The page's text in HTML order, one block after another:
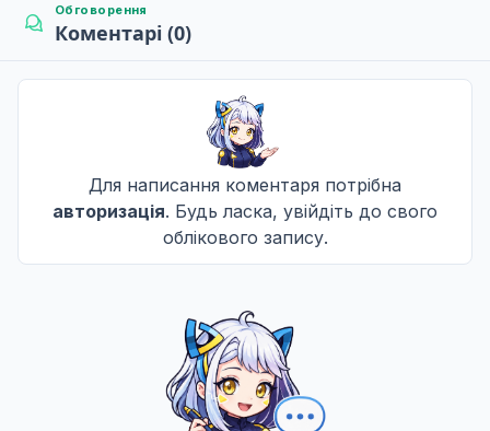
Тамагамі
29 лист. 2024
13 груд. 2024
Обговорення
Коментарі (0)
Для написання коментаря потрібна
авторизація. Будь ласка, увійдіть до свого
облікового запису.